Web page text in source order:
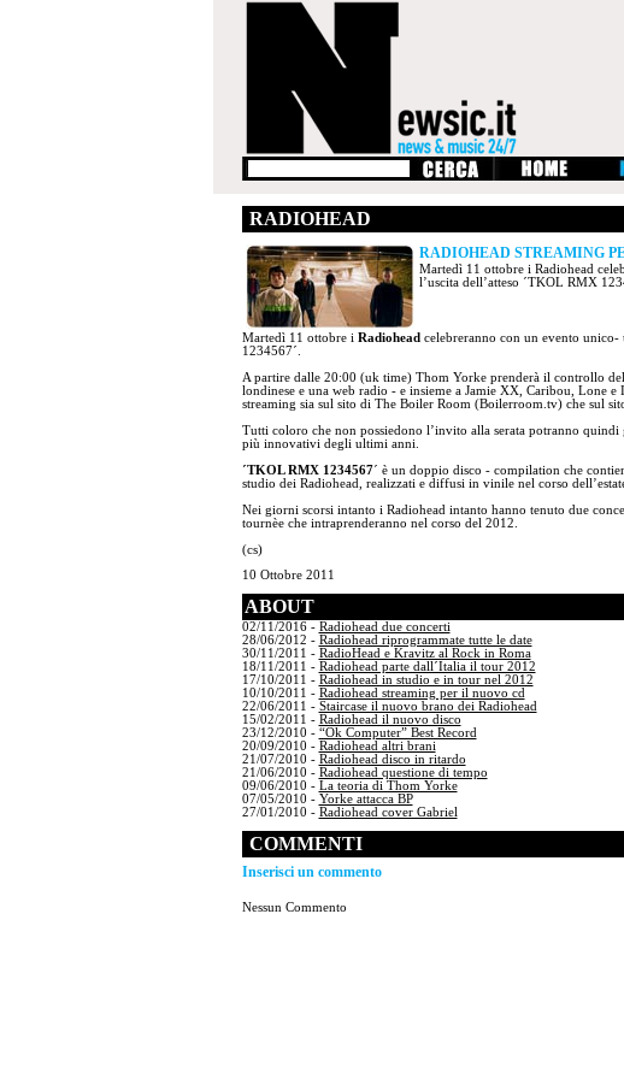
RADIOHEAD
RADIOHEAD STREAMING
Martedì 11 ottobre i Radiohead
l’uscita dell’atteso ´TKOL RMX
Martedì 11 ottobre i Radiohead celebreranno con un evento unico-
1234567´.
A partire dalle 20:00 (uk time) Thom Yorke prenderà il controllo
londinese e una web radio - e insieme a Jamie XX, Caribou, Lone e
streaming sia sul sito di The Boiler Room (Boilerroom.tv) che sul
Tutti coloro che non possiedono l’invito alla serata potranno
più innovativi degli ultimi anni.
´TKOL RMX 1234567´ è un doppio disco - compilation che
studio dei Radiohead, realizzati e diffusi in vinile nel corso
Nei giorni scorsi intanto i Radiohead intanto hanno tenuto due
tournèe che intraprenderanno nel corso del 2012.
(cs)
10 Ottobre 2011
ABOUT
02/11/2016 - Radiohead due concerti
28/06/2012 - Radiohead riprogrammate tutte le date
30/11/2011 - RadioHead e Kravitz al Rock in Roma
18/11/2011 - Radiohead parte dall´Italia il tour 2012
17/10/2011 - Radiohead in studio e in tour nel 2012
10/10/2011 - Radiohead streaming per il nuovo cd
22/06/2011 - Staircase il nuovo brano dei Radiohead
15/02/2011 - Radiohead il nuovo disco
23/12/2010 - “Ok Computer” Best Record
20/09/2010 - Radiohead altri brani
21/07/2010 - Radiohead disco in ritardo
21/06/2010 - Radiohead questione di tempo
09/06/2010 - La teoria di Thom Yorke
07/05/2010 - Yorke attacca BP
27/01/2010 - Radiohead cover Gabriel
COMMENTI
Inserisci un commento
Nessun Commento